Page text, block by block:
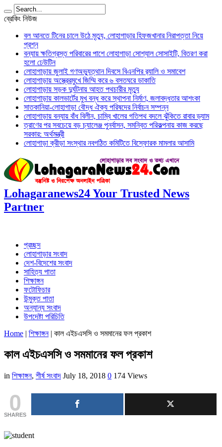
ব্রেকিং নিউজ
বল আনতে টিনের চালে উঠে মৃত্যু, লোহাগাড়ার হিফজখানার নিরাপত্তা নিয়ে
প্রশ্ন
বন্যায় ক্ষতিগ্রস্ত পরিবারের পাশে লোহাগাড়া সোশ্যাল সোসাইটি, বিতরণ করা
হলো ঢেউটিন
লোহাগাড়ায় জুলাই গণঅভ্যুত্থান দিবসে বিএনপির র‌্যালি ও সমাবেশ
লোহাগাড়ায় অস্ত্রেরমুখে জিম্মি করে ৬ বসতঘরে ডাকাতি
লোহাগাড়ায় সড়ক দুর্ঘটনায় আহত পথচারীর মৃত্যু
লোহাগাড়ায় কালভার্টের মুখ বন্ধ করে স্থাপনা নির্মাণ, জলাবদ্ধতার আশংকা
সাতকানিয়া-লোহাগাড়া বৌদ্ধ ঐক্য পরিষদের নির্বাচন সম্পন্ন
লোহাগাড়ায় বন্যায় বাঁধ বিলীন, চাম্বি খালের গতিপথ বদলে ঝুঁকিতে রাবার ড্যাম
ত্রাণের পর সবচেয়ে বড় চ্যালেঞ্জ পুনর্বাসন, সমন্বিত পরিকল্পনায় কাজ করছে
সরকার: অর্থমন্ত্রী
লোহাগাড়া ক্রীড়া সংস্থার নবগঠিত কমিটিতে বিস্ফোরক মামলার আসামি
Lohagaranews24 Your Trusted News
Partner
প্রচ্ছদ
লোহাগাড়ার সংবাদ
দেশ-বিদেশের সংবাদ
সাহিত্য পাতা
শিক্ষাঙ্গন
ফটোফিচার
উন্মুক্ত পাতা
অন্যান্য সংবাদ
উপদেষ্টা পরিচিতি
Home | শিক্ষাঙ্গন | কাল এইচএসসি ও সমমানের ফল প্রকাশ
কাল এইচএসসি ও সমমানের ফল প্রকাশ
in শিক্ষাঙ্গন, শীর্ষ সংবাদ July 18, 2018 0 174 Views
0
SHARES